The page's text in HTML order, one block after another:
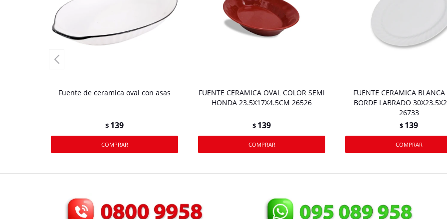
Fuente de ceramica oval con asas
$ 139
FUENTE CERAMICA OVAL COLOR SEMI
HONDA 23.5X17X4.5CM 26526
$ 139
FUENTE CERAMICA BLANCA
BORDE LABRADO
26733
$ 139